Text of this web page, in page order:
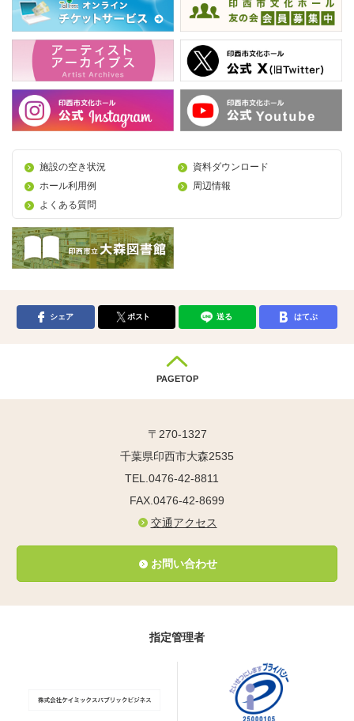
施設の空き状況
資料ダウンロード
ホール利用例
周辺情報
よくある質問
シェア ポスト 送る はてぶ
PAGETOP
〒270-1327
千葉県印西市大森2535
TEL.0476-42-8811
FAX.0476-42-8699
交通アクセス
お問い合わせ
指定管理者